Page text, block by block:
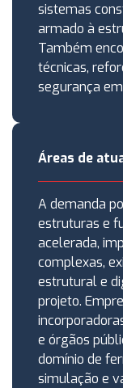
sistemas
armado à
Também
técnicas,
segurança
Áreas de
A demanda
estruturas e
acelerada,
complexas,
estrutural e
projeto.
e órgãos
domínio de
simulação e